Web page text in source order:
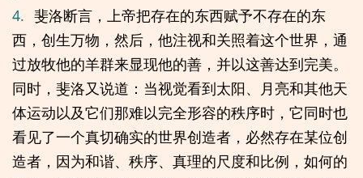
4. 斐洛断言，上帝把存在的东西赋予不存在的东
西，创生万物，然后，他注视和关照着这个世界，通
过放牧他的羊群来显现他的善，并以这善达到完美。
同时，斐洛又说道：当视觉看到太阳、月亮和其他天
体运动以及它们那难以完全形容的秩序时，它同时也
看见了一个真切确实的世界创造者，必然存在某位创
造者，因为和谐、秩序、真理的尺度和比例，如何的